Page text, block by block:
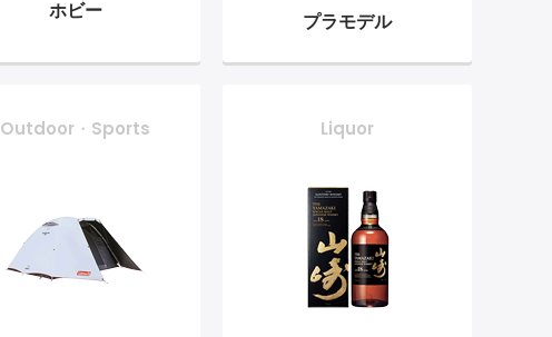
ホビー
プラモデル
Outdoor・Sports Liquor